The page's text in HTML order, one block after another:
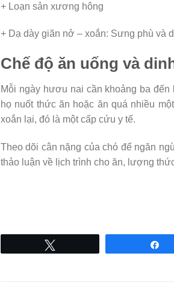
+ Loạn sản xương hông
+ Dạ dày giãn nở – xoắn: Sưng phù và
Chế độ ăn uống và
Mỗi ngày hươu nai cần khoảng ba
họ nuốt thức ăn hoặc ăn quá nhiều
xoắn lại, đó là một cấp cứu y tế.
Theo dõi cân nặng của chó để ngăn
thảo luận về lịch trình cho ăn, lượng